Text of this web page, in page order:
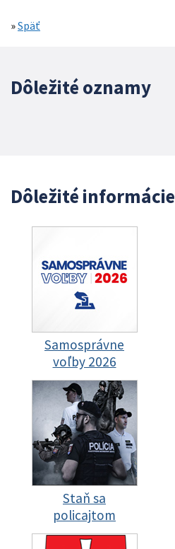
»Späť
Dôležité oznamy
Dôležité informácie
Samosprávne
voľby 2026
Staň sa
policajtom